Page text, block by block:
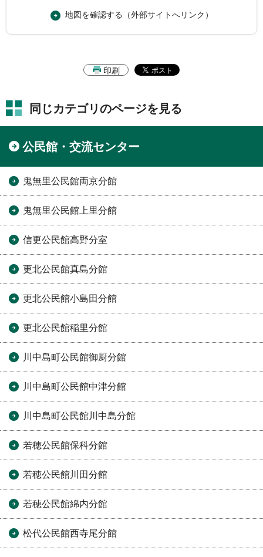
地図を確認する（外部サイトへリンク）
印刷
同じカテゴリのページを見る
公民館・交流センター
鬼無里公民館両京分館
鬼無里公民館上里分館
信更公民館高野分室
更北公民館真島分館
更北公民館小島田分館
更北公民館稲里分館
川中島町公民館御厨分館
川中島町公民館中津分館
川中島町公民館川中島分館
若穂公民館保科分館
若穂公民館川田分館
若穂公民館綿内分館
松代公民館西寺尾分館